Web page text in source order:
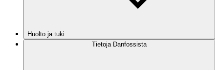
Huolto ja tuki
Tietoja Danfossista